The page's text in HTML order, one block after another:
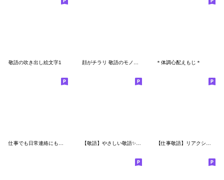
敬語の吹き出し絵文字1 ＊体調心配えもじ＊
仕事でも日常連絡にも便利なハンコ風絵文字 【敬語】やさしい敬語✨詰め合わせ 【仕事敬語】リアクション絵文字 ver.3